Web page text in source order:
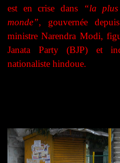
est en crise dans
“la
monde”, gouvernée
ministre Narendra Modi,
Janata Party (BJP) et
nationaliste hindoue.